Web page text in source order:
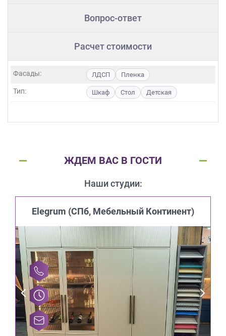
Вопрос-ответ
Расчет стоимости
Фасады: ЛДСП Пленка
Тип: Шкаф Стол Детская
ЖДЕМ ВАС В ГОСТИ
Наши студии:
Elegrum (CПб, Мебельный Континент)